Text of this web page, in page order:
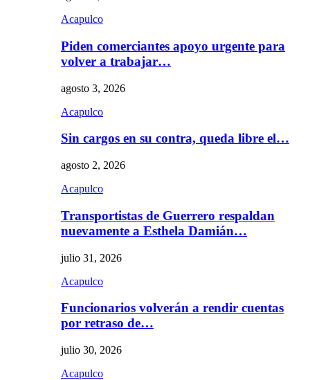
Acapulco
Piden comerciantes apoyo urgente para
volver a trabajar…
agosto 3, 2026
Acapulco
Sin cargos en su contra, queda libre el…
agosto 2, 2026
Acapulco
Transportistas de Guerrero respaldan
nuevamente a Esthela Damián…
julio 31, 2026
Acapulco
Funcionarios volverán a rendir cuentas
por retraso de…
julio 30, 2026
Acapulco